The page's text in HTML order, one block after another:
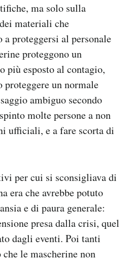
ma solo sulla
materiali che
proteggersi al personale
proteggono un
più esposto al contagio,
proteggere un normale
ambiguo secondo
molte persone a non
ufficiali, e a fare scorta di
per cui si sconsigliava di
era che avrebbe potuto
e di paura generale:
presa dalla crisi, quel
dagli eventi. Poi tanti
le mascherine non